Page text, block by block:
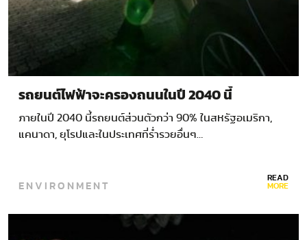
รถยนต์ไฟฟ้าจะครองถนนในปี 2040 นี้
ภายในปี 2040 นี้รถยนต์ส่วนตัวกว่า 90% ในสหรัฐอเมริกา,
แคนาดา, ยุโรปและในประเทศที่ร่ำรวยอื่นๆ…
ENVIRONMENT READ
MORE